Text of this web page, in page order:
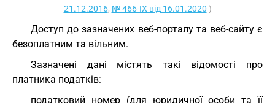
21.12.2016, № 466-IX від 16.01.2020 )
Доступ до зазначених веб-порталу та веб-сайту є
безоплатним та вільним.
Зазначені дані містять такі відомості про
платника податків:
податковий номер (для юридичної особи та її